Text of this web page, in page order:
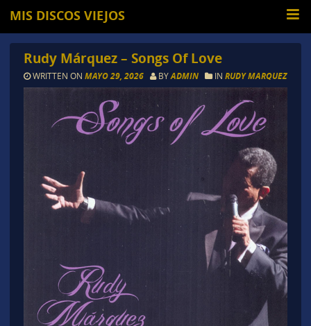
MIS DISCOS VIEJOS
Rudy Márquez – Songs Of Love
WRITTEN ON MAYO 29, 2026 BYADMIN IN RUDY MARQUEZ